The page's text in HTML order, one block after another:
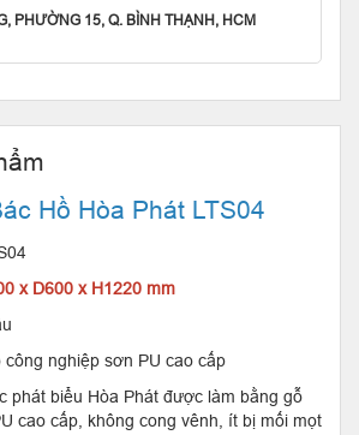
PHƯỜNG 15, Q. BÌNH THẠNH, HCM
Hồ Hòa Phát LTS04
x D600 x H1220 mm
nghiệp sơn PU cao cấp
biểu Hòa Phát được làm bằng gỗ
cao cấp, không cong vênh, ít bị mối mọt